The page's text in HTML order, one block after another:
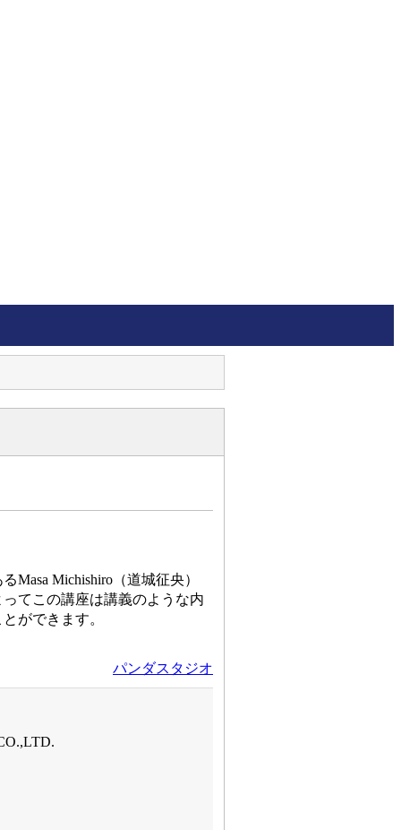
Masa Michishiro（道城征央）
てこの講座は講義のような内
ができます。
パンダスタジオ